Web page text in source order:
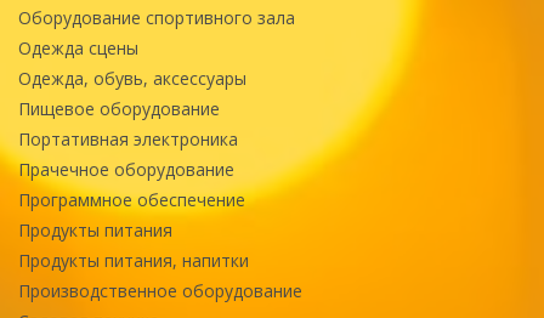
Оборудование спортивного зала
Одежда сцены
Одежда, обувь, аксессуары
Пищевое оборудование
Портативная электроника
Прачечное оборудование
Программное обеспечение
Продукты питания
Продукты питания, напитки
Производственное оборудование